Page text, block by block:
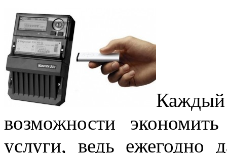
возможности
услуги, ведь ежегодно